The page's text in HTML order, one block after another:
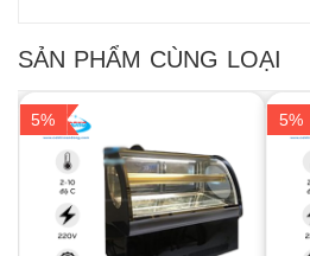
SẢN PHẨM CÙNG LOẠI
5% 5%